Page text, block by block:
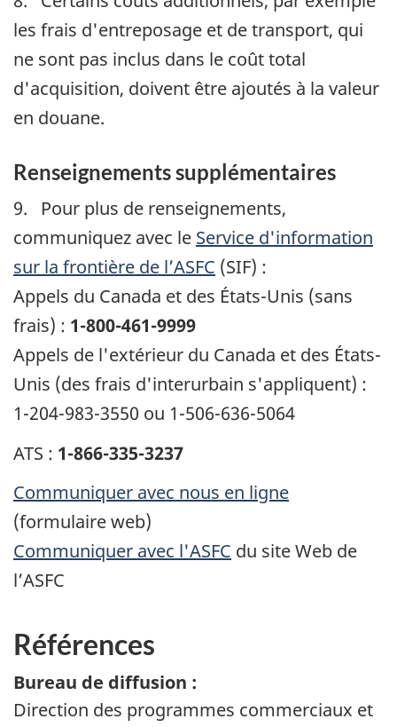
les frais d'entreposage et de transport, qui
ne sont pas inclus dans le coût total
d'acquisition, doivent être ajoutés à la valeur
en douane.
Renseignements supplémentaires
9. Pour plus de renseignements,
communiquez avec le Service d'information
sur la frontière de l’ASFC (SIF) :
Appels du Canada et des États-Unis (sans
frais) : 1-800-461-9999
Appels de l'extérieur du Canada et des États-
Unis (des frais d'interurbain s'appliquent) :
1-204-983-3550 ou 1-506-636-5064
ATS : 1-866-335-3237
Communiquer avec nous en ligne
(formulaire web)
Communiquer avec l'ASFC du site Web de
l’ASFC
Références
Bureau de diffusion :
Direction des programmes commerciaux et